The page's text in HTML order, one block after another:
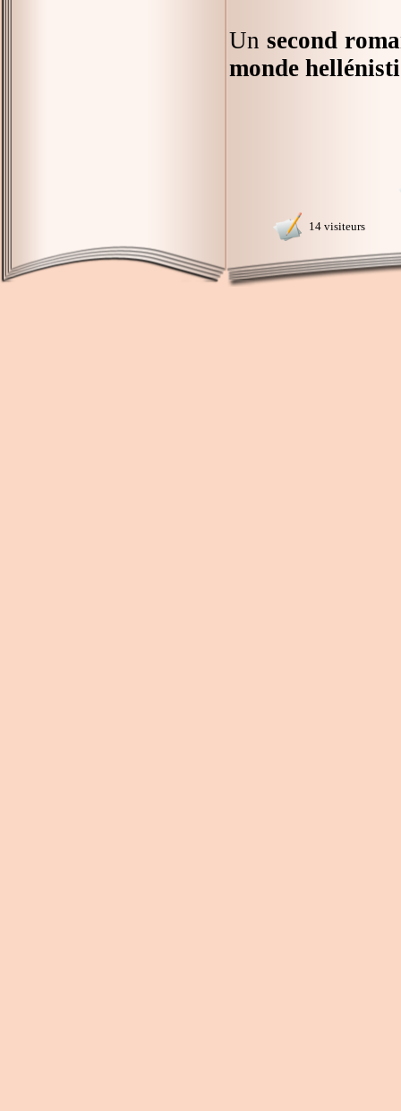
Un second
monde
14 visiteurs